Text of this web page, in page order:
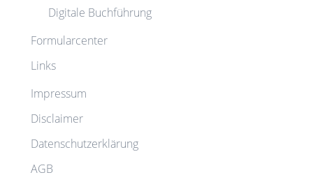
Digitale Buchführung
Formularcenter
Links
Impressum
Disclaimer
Datenschutzerklärung
AGB